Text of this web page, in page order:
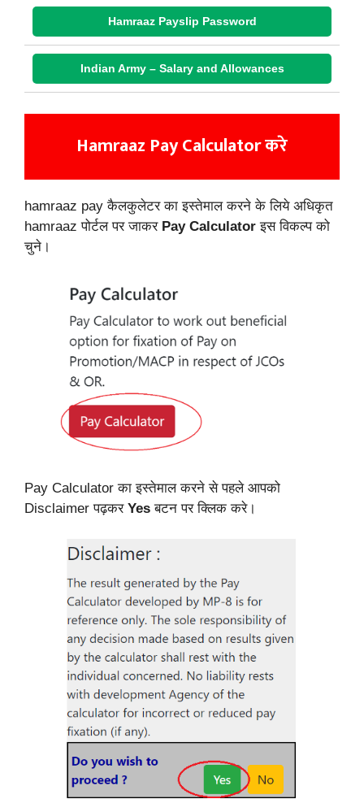
Hamraaz Payslip Password
Indian Army – Salary and Allowances
Hamraaz Pay Calculator करे
hamraaz pay कैलकुलेटर का इस्तेमाल करने के लिये अधिकृत
hamraaz पोर्टल पर जाकर Pay Calculator इस विकल्प को
चुने।
Pay Calculator का इस्तेमाल करने से पहले आपको
Disclaimer पढ़कर Yes बटन पर क्लिक करे।